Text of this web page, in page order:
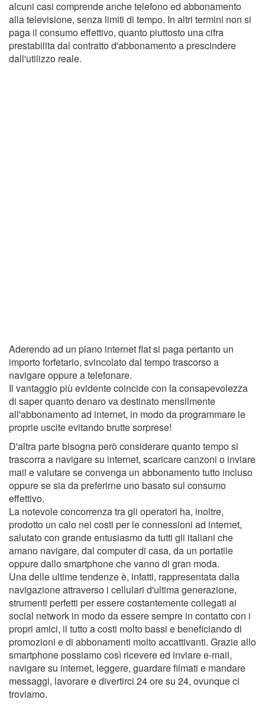
alcuni casi comprende anche telefono ed abbonamento
alla televisione, senza limiti di tempo. In altri termini non si
paga il consumo effettivo, quanto piuttosto una cifra
prestabilita dal contratto d'abbonamento a prescindere
dall'utilizzo reale.
Aderendo ad un piano internet flat si paga pertanto un
importo forfetario, svincolato dal tempo trascorso a
navigare oppure a telefonare.
Il vantaggio più evidente coincide con la consapevolezza
di saper quanto denaro va destinato mensilmente
all'abbonamento ad internet, in modo da programmare le
proprie uscite evitando brutte sorprese!
D'altra parte bisogna però considerare quanto tempo si
trascorra a navigare su internet, scaricare canzoni o inviare
mail e valutare se convenga un abbonamento tutto incluso
oppure se sia da preferirne uno basato sul consumo
effettivo.
La notevole concorrenza tra gli operatori ha, inoltre,
prodotto un calo nei costi per le connessioni ad internet,
salutato con grande entusiasmo da tutti gli italiani che
amano navigare, dal computer di casa, da un portatile
oppure dallo smartphone che vanno di gran moda.
Una delle ultime tendenze è, infatti, rappresentata dalla
navigazione attraverso i cellulari d'ultima generazione,
strumenti perfetti per essere costantemente collegati ai
social network in modo da essere sempre in contatto con i
propri amici, il tutto a costi molto bassi e beneficiando di
promozioni e di abbonamenti molto accattivanti. Grazie allo
smartphone possiamo così ricevere ed inviare e-mail,
navigare su internet, leggere, guardare filmati e mandare
messaggi, lavorare e divertirci 24 ore su 24, ovunque ci
troviamo.